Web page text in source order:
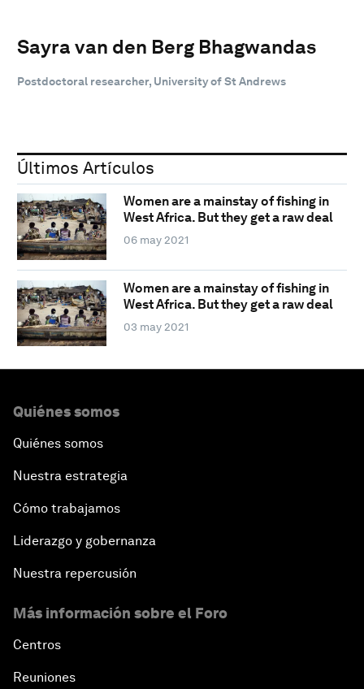
Sayra van den Berg Bhagwandas
Postdoctoral researcher, University of St Andrews
Últimos Artículos
Women are a mainstay of fishing in
West Africa. But they get a raw deal
06 may 2021
Women are a mainstay of fishing in
West Africa. But they get a raw deal
03 may 2021
Quiénes somos
Quiénes somos
Nuestra estrategia
Cómo trabajamos
Liderazgo y gobernanza
Nuestra repercusión
Más información sobre el Foro
Centros
Reuniones